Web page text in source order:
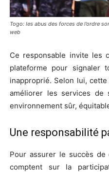
Togo: les abus des forces de l’ordre
web
Ce responsable invite les
plateforme pour signaler
inapproprié. Selon lui,
améliorer les services de
environnement sûr,
Une responsabilité
Pour assurer le succès
comptent sur la